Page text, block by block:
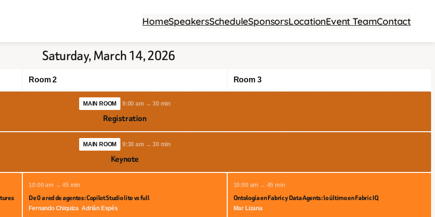
HomeSpeakersScheduleSponsorsLocationEvent TeamContact
Saturday, March 14, 2026
Room 2 Room 3
MAIN ROOM 9:00 am → 30 min
Registration
MAIN ROOM 9:30 am → 30 min
Keynote
10:00 am → 45 min
De 0 a red de agentes: Copilot Studio lite vs full
Fernando Chiquiza Adrián Espés
10:00 am → 45 min
Ontología en Fabric y Data Agents: lo último en Fabric IQ
Mar Lizana